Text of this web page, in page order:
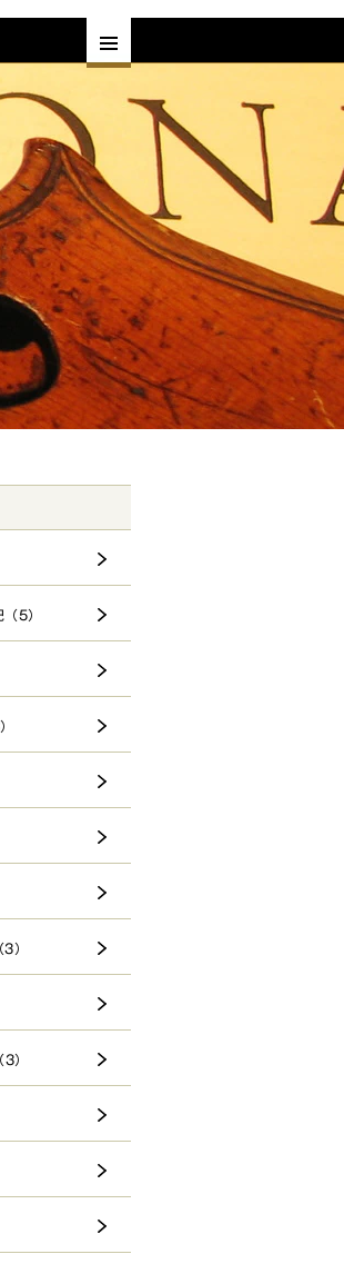
問•お客様の声
ーポリシー
り
5）
）
）